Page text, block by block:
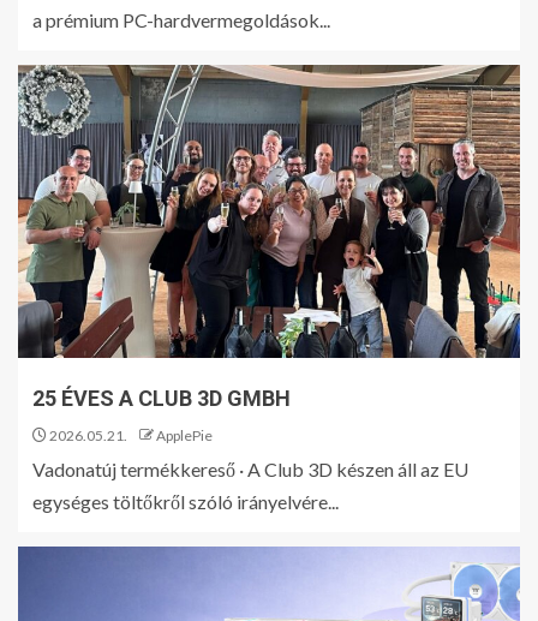
a prémium PC-hardvermegoldások...
25 ÉVES A CLUB 3D GMBH
2026.05.21. ApplePie
Vadonatúj termékkereső · A Club 3D készen áll az EU
egységes töltőkről szóló irányelvére...